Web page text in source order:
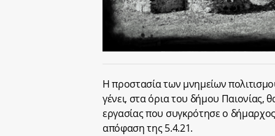
Η προστασία των μνημείων
γένει, στα όρια του δήμου Παιονίας,
εργασίας που συγκρότησε ο
απόφαση της 5.4.21.